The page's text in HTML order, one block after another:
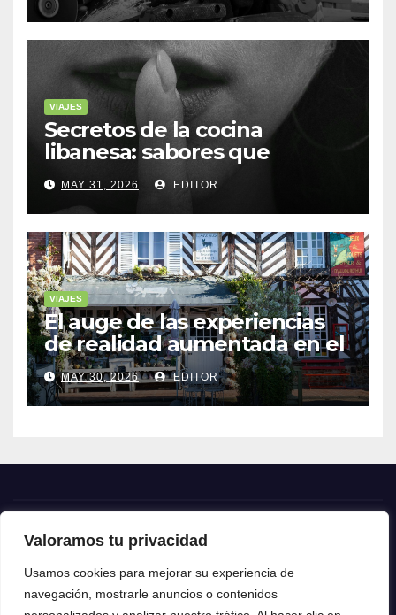
Valoramos tu privacidad
Usamos cookies para mejorar su experiencia de
navegación, mostrarle anuncios o contenidos
VIAJES
Secretos de la cocina
libanesa: sabores que
cuentan historias
MAY 31, 2026 EDITOR
VIAJES
El auge de las experiencias
de realidad aumentada en el
turismo
MAY 30, 2026 EDITOR
Crónica24
Crónica 24